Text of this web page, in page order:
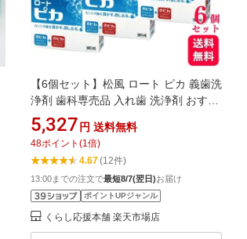
【6個セット】松風 ロート ピカ 義歯洗
浄剤 歯科専売品 入れ歯 洗浄剤 おすす
め マウスピース洗浄 部分入れ歯 洗浄
強力除菌
5,327 円 送料無料
48ポイント (1倍)
4.67(12件)
13:00までの注文で最短8/7(翌日)お届け
ポイントUPジャンル
くらし応援本舗 楽天市場店